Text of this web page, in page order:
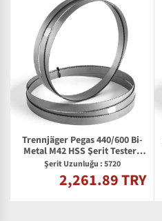
Trennjäger Pegas 440/600 Bi-
Metal M42 HSS Şerit Testere
Bıçağı
Şerit Uzunluğu : 5720
2,261.89 TRY